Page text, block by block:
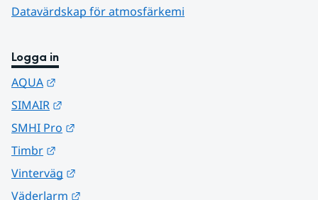
Datavärdskap för atmosfärkemi
Logga in
AQUA
SIMAIR
SMHI Pro
Timbr
Vinterväg
Väderlarm